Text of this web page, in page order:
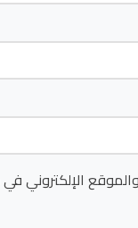
الإلكتروني